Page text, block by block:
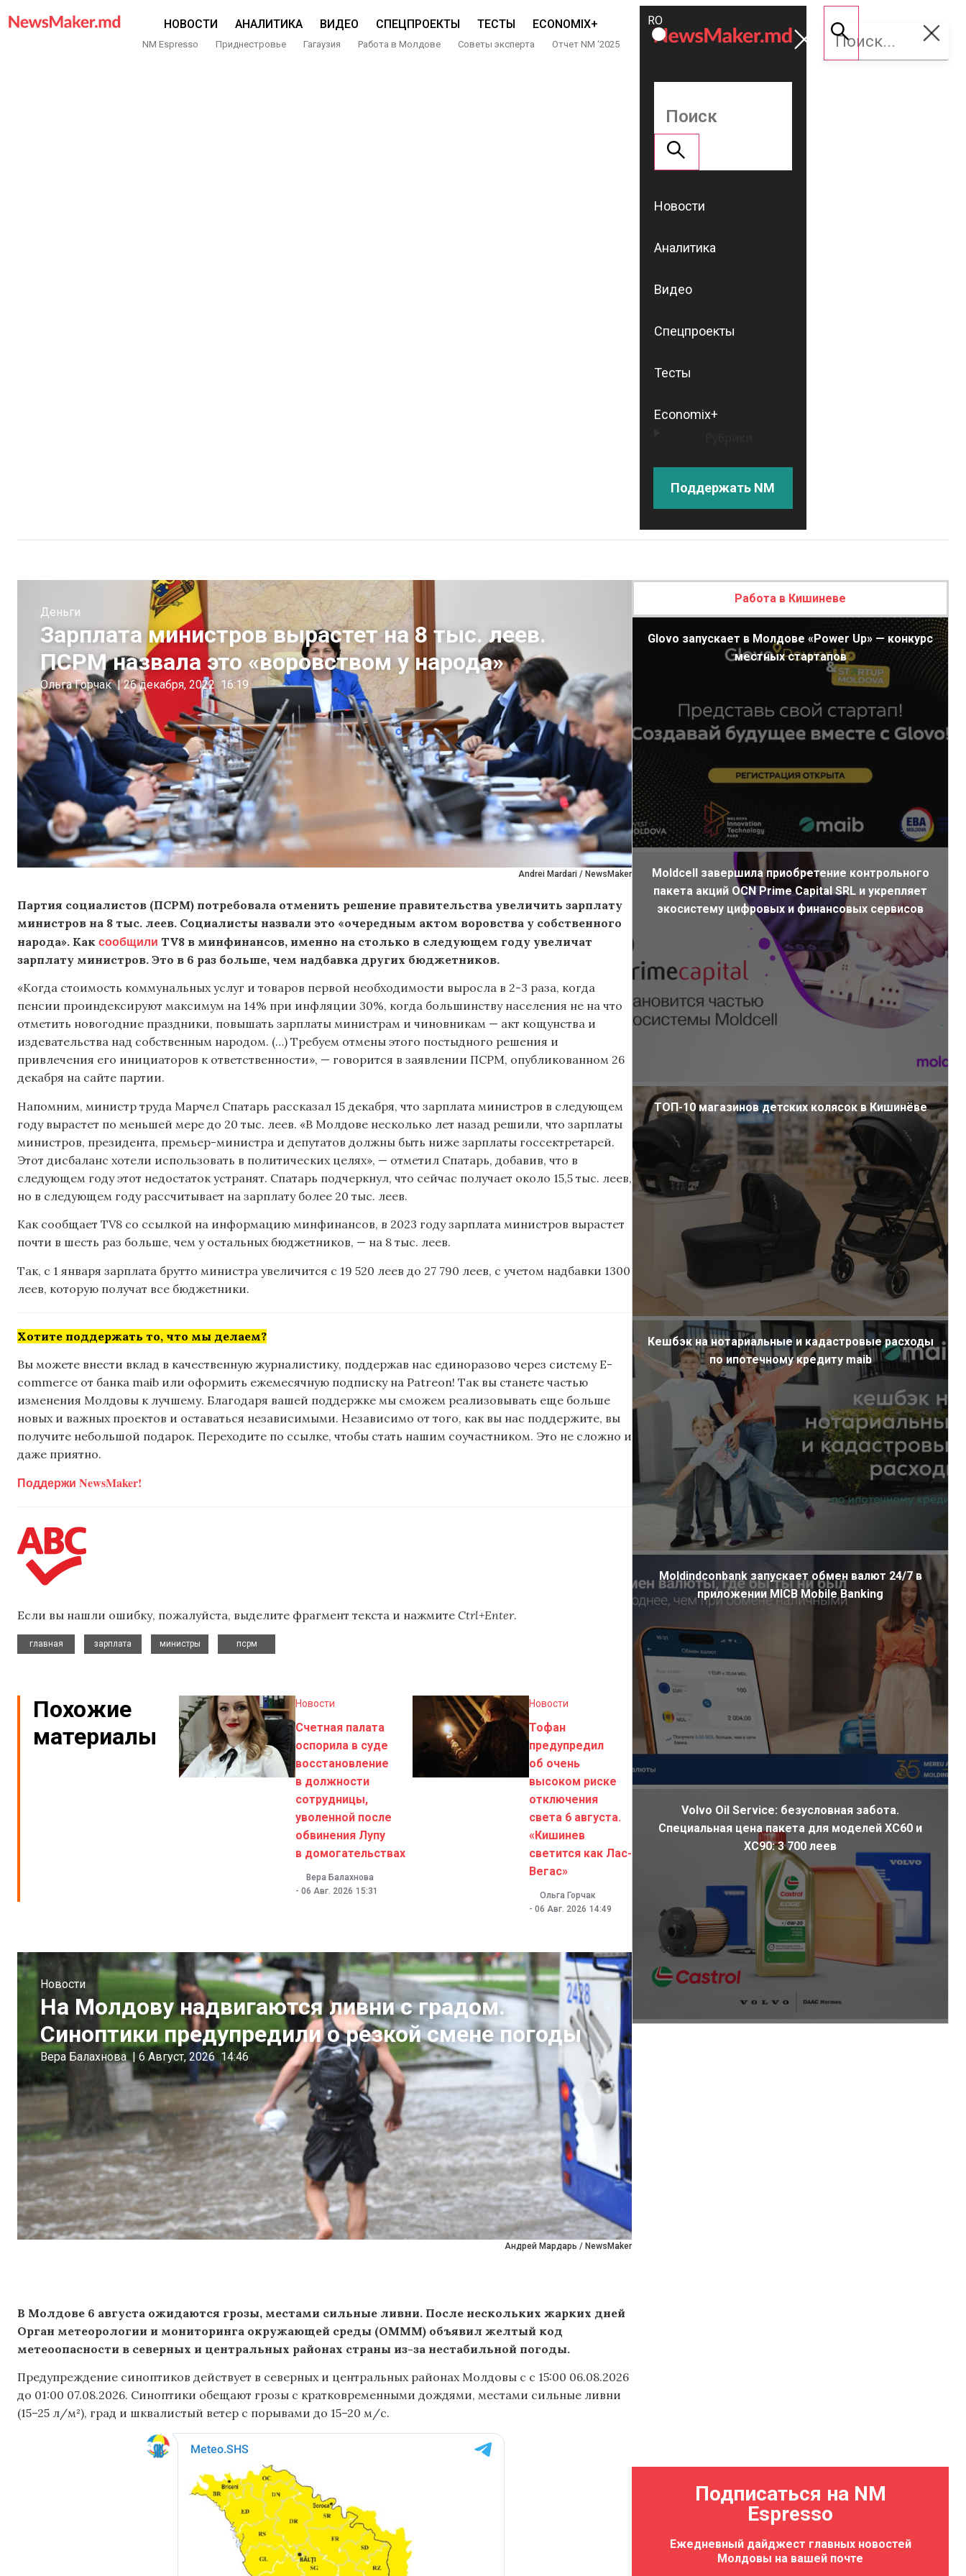
НОВОСТИ АНАЛИТИКА ВИДЕО СПЕЦПРОЕКТЫ ТЕСТЫ ECONOMIX+
NM Espresso Приднестровье Гагаузия Работа в Молдове Советы эксперта Отчет NM ‘2025
ROMÂNĂ
RU
Поддержать
NM
Новости
Аналитика
Видео
Спецпроекты
Тесты
Economix+
Поддержать NM
Andrei Mardari / NewsMaker
Деньги
Зарплата министров вырастет на 8 тыс. леев.
ПСРМ назвала это «воровством у народа»
Ольга Горчак | 26 декабря, 2022 16:19
Партия социалистов (ПСРМ) потребовала отменить решение правительства увеличить зарплату
министров на 8 тыс. леев. Социалисты назвали это «очередным актом воровства у собственного
народа». Как сообщили TV8 в минфинансов, именно на столько в следующем году увеличат
зарплату министров. Это в 6 раз больше, чем надбавка других бюджетников.
«Когда стоимость коммунальных услуг и товаров первой необходимости выросла в 2-3 раза, когда
пенсии проиндексируют максимум на 14% при инфляции 30%, когда большинству населения не на что
отметить новогодние праздники, повышать зарплаты министрам и чиновникам — акт кощунства и
издевательства над собственным народом. (…) Требуем отмены этого постыдного решения и
привлечения его инициаторов к ответственности», — говорится в заявлении ПСРМ, опубликованном 26
декабря на сайте партии.
Напомним, министр труда Марчел Спатарь рассказал 15 декабря, что зарплата министров в следующем
году вырастет по меньшей мере до 20 тыс. леев. «В Молдове несколько лет назад решили, что зарплаты
министров, президента, премьер-министра и депутатов должны быть ниже зарплаты госсектретарей.
Этот дисбаланс хотели использовать в политических целях», — отметил Спатарь, добавив, что в
следующем году этот недостаток устранят. Спатарь подчеркнул, что сейчас получает около 15,5 тыс. леев,
но в следующем году расcчитывает на зарплату более 20 тыс. леев.
Как сообщает TV8 со ссылкой на информацию минфинансов, в 2023 году зарплата министров вырастет
почти в шесть раз больше, чем у остальных бюджетников, — на 8 тыс. леев.
Так, с 1 января зарплата брутто министра увеличится с 19 520 леев до 27 790 леев, с учетом надбавки 1300
леев, которую получат все бюджетники.
Хотите поддержать то, что мы делаем?
Вы можете внести вклад в качественную журналистику, поддержав нас единоразово через систему E-
commerce от банка maib или оформить ежемесячную подписку на Patreon! Так вы станете частью
изменения Молдовы к лучшему. Благодаря вашей поддержке мы сможем реализовывать еще больше
новых и важных проектов и оставаться независимыми. Независимо от того, как вы нас поддержите, вы
получите небольшой подарок. Переходите по ссылке, чтобы стать нашим соучастником. Это не сложно и
даже приятно.
Поддержи NewsMaker!
Если вы нашли ошибку, пожалуйста, выделите фрагмент текста и нажмите Ctrl+Enter.
главная
зарплата
министры
псрм
Похожие
материалы
Новости
Счетная палата
оспорила в суде
восстановление
в должности
сотрудницы,
уволенной после
обвинения Лупу
в домогательствах
Вера Балахнова
- 06 Авг. 2026 15:31
Новости
Тофан
предупредил
об очень
высоком риске
отключения
света 6 августа.
«Кишинев
светится как Лас-
Вегас»
Ольга Горчак
- 06 Авг. 2026 14:49
Андрей Мардарь / NewsMaker
Новости
На Молдову надвигаются ливни с градом.
Синоптики предупредили о резкой смене погоды
Вера Балахнова | 6 Август, 2026 14:46
В Молдове 6 августа ожидаются грозы, местами сильные ливни. После нескольких жарких дней
Орган метеорологии и мониторинга окружающей среды (OMMM) объявил желтый код
метеоопасности в северных и центральных районах страны из-за нестабильной погоды.
Предупреждение синоптиков действует в северных и центральных районах Молдовы с с 15:00 06.08.2026
до 01:00 07.08.2026. Синоптики обещают грозы с кратковременными дождями, местами сильные ливни
(15–25 л/м²), град и шквалистый ветер с порывами до 15–20 м/с.
Работа в Кишиневе
Glovo запускает в Молдове «Power Up» — конкурс
местных стартапов
Moldcell завершила приобретение контрольного
пакета акций OCN Prime Capital SRL и укрепляет
экосистему цифровых и финансовых сервисов
ТОП-10 магазинов детских колясок в Кишинёве
Кешбэк на нотариальные и кадастровые расходы
по ипотечному кредиту maib
Moldindconbank запускает обмен валют 24/7 в
приложении MICB Mobile Banking
Volvo Oil Service: безусловная забота.
Специальная цена пакета для моделей XC60 и
XC90: 3 700 леев
Подписаться на NM
Espresso
Ежедневный дайджест главных новостей
Молдовы на вашей почте